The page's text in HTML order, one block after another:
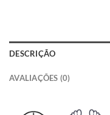
DESCRIÇÃO
AVALIAÇÕES (0)